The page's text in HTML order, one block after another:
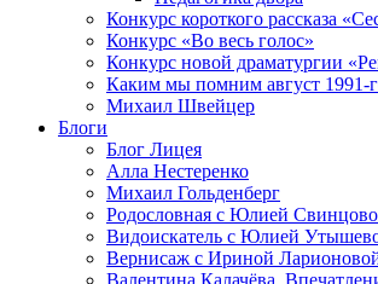
Конкурс короткого рассказа
Конкурс «Во весь голос»
Конкурс новой драматургии
Каким мы помним август
Михаил Швейцер
Блоги
Блог Лицея
Алла Нестеренко
Михаил Гольденберг
Родословная с Юлией
Видоискатель с Юлией
Вернисаж с Ириной